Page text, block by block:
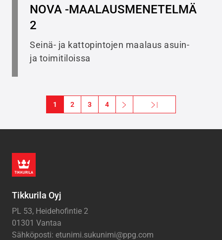
NOVA -MAALAUSMENETELMÄ
2
Seinä- ja kattopintojen maalaus asuin-
ja toimitiloissa
1 2 3 4 ››
Seuraava sivu
Viimeinen »
Viimeinen sivu
Tikkurila Oyj
PL 53, Heidehofintie 2
01301 Vantaa
Sähköposti: etunimi.sukunimi@ppg.com